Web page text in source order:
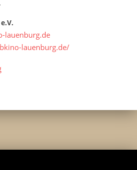
lauenburg.de
lauenburg.de/